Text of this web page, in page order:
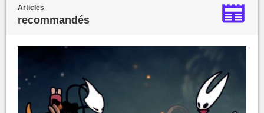
Articles
recommandés